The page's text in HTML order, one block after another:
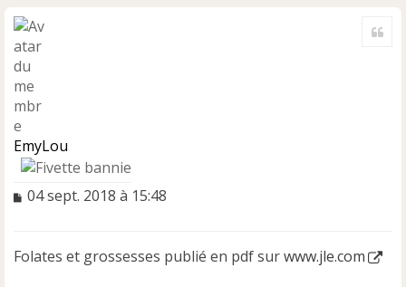
EmyLou
M
a
04 sept. 2018 à 15:48
Folates et grossesses publié en pdf surwww.jle.com